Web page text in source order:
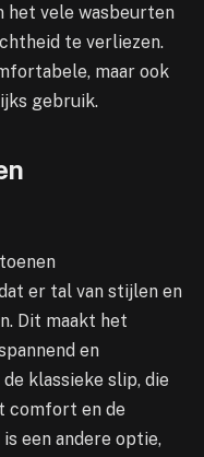
het vele wasbeurten
te verliezen.
maar ook
gebruik.
er tal van stijlen en
Dit maakt het
en
klassieke slip, die
comfort en de
een andere optie,